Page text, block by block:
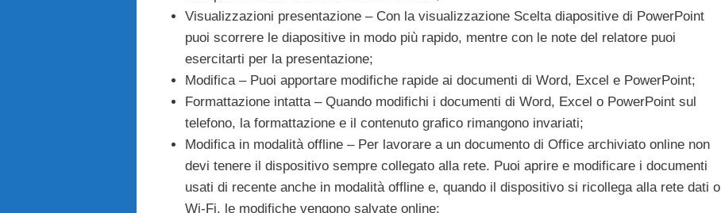
Visualizzazioni presentazione – Con la visualizzazione Scelta diapositive di PowerPoint
puoi scorrere le diapositive in modo più rapido, mentre con le note del relatore puoi
esercitarti per la presentazione;
Modifica – Puoi apportare modifiche rapide ai documenti di Word, Excel e PowerPoint;
Formattazione intatta – Quando modifichi i documenti di Word, Excel o PowerPoint sul
telefono, la formattazione e il contenuto grafico rimangono invariati;
Modifica in modalità offline – Per lavorare a un documento di Office archiviato online non
devi tenere il dispositivo sempre collegato alla rete. Puoi aprire e modificare i documenti
usati di recente anche in modalità offline e, quando il dispositivo si ricollega alla rete dati o
Wi-Fi, le modifiche vengono salvate online;